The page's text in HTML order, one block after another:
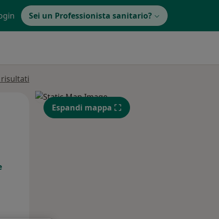
Sei un Professionista sanitario?
Mar, Mer,
12 Ago
Espandi mappa